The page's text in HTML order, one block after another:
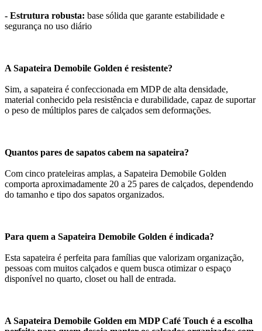
- Estrutura robusta: base sólida que garante estabilidade e
segurança no uso diário
A Sapateira Demobile Golden é resistente?
Sim, a sapateira é confeccionada em MDP de alta densidade,
material conhecido pela resistência e durabilidade, capaz de suportar
o peso de múltiplos pares de calçados sem deformações.
Quantos pares de sapatos cabem na sapateira?
Com cinco prateleiras amplas, a Sapateira Demobile Golden
comporta aproximadamente 20 a 25 pares de calçados, dependendo
do tamanho e tipo dos sapatos organizados.
Para quem a Sapateira Demobile Golden é indicada?
Esta sapateira é perfeita para famílias que valorizam organização,
pessoas com muitos calçados e quem busca otimizar o espaço
disponível no quarto, closet ou hall de entrada.
A Sapateira Demobile Golden em MDP Café Touch é a escolha